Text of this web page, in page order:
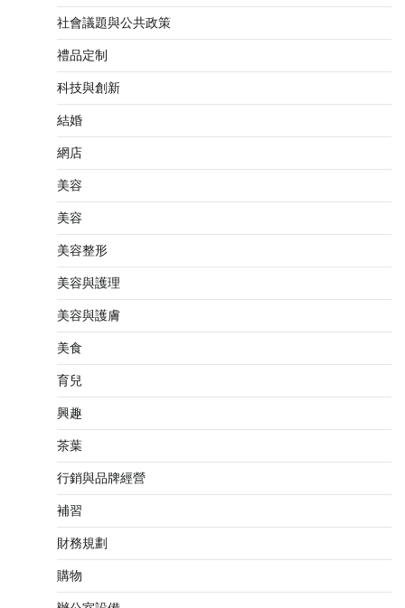
社會議題與公共政策
禮品定制
科技與創新
結婚
網店
美容
美容
美容整形
美容與護理
美容與護膚
美食
育兒
興趣
茶葉
行銷與品牌經營
補習
財務規劃
購物